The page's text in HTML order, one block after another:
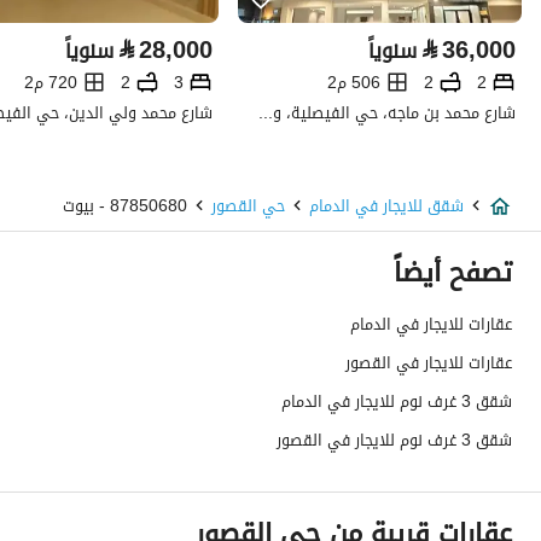
نوع الإعلان
استخدام العقار
-
السعر
40000
المساحة
عدد الغرف
خدمات العقار
صرف صحي
نعم
⃁36,000 سنوياً
2
2
506 م2
شارع محمد بن ماجه، حي الفيصلية، وسط جدة، جدة
⃁28,000 سنوياً
3
2 720 م2
شقق للايجار في الدمام حي القصور 87850680 - بيوت
تصفح أيضاً
عقارات للايجار في الدمام
عقارات للايجار في القصور
شقق 3 غرف نوم للايجار في الدمام
شقق 3 غرف نوم للايجار في القصور